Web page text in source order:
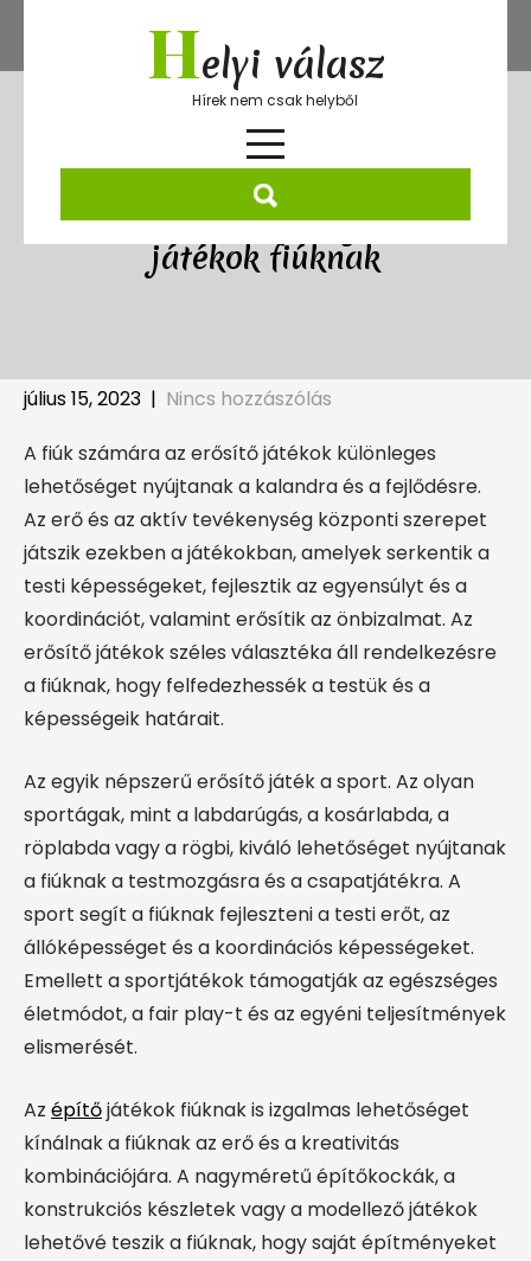
content
Helyi válasz
Hírek nem csak helyből
Az erő és kaland világa: erősítő
játékok fiúknak
július 15, 2023 | Nincs hozzászólás
A fiúk számára az erősítő játékok különleges
lehetőséget nyújtanak a kalandra és a fejlődésre.
Az erő és az aktív tevékenység központi szerepet
játszik ezekben a játékokban, amelyek serkentik a
testi képességeket, fejlesztik az egyensúlyt és a
koordinációt, valamint erősítik az önbizalmat. Az
erősítő játékok széles választéka áll rendelkezésre
a fiúknak, hogy felfedezhessék a testük és a
képességeik határait.
Az egyik népszerű erősítő játék a sport. Az olyan
sportágak, mint a labdarúgás, a kosárlabda, a
röplabda vagy a rögbi, kiváló lehetőséget nyújtanak
a fiúknak a testmozgásra és a csapatjátékra. A
sport segít a fiúknak fejleszteni a testi erőt, az
állóképességet és a koordinációs képességeket.
Emellett a sportjátékok támogatják az egészséges
életmódot, a fair play-t és az egyéni teljesítmények
elismerését.
Az építőjátékok fiúknak is izgalmas lehetőséget
kínálnak a fiúknak az erő és a kreativitás
kombinációjára. A nagyméretű építőkockák, a
konstrukciós készletek vagy a modellező játékok
lehetővé teszik a fiúknak, hogy saját építményeket